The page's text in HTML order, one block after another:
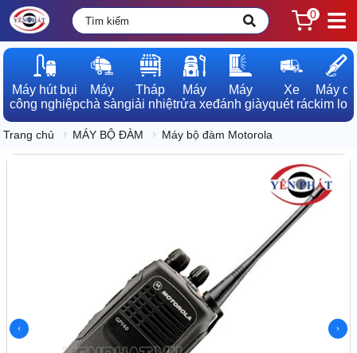
0
Máy hút bụi
công nghiệp
Máy
chà sàn
Tháp
giải nhiệt
Máy
rửa xe
Máy
đánh giày
Xe
quét rác
Máy dò
kim loại
Trang chủ MÁY BỘ ĐÀM Máy bộ đàm Motorola